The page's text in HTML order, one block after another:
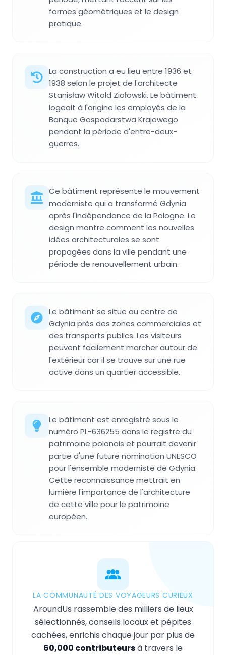
formes géométriques et le design
pratique.
La construction a eu lieu entre 1936 et
1938 selon le projet de l'architecte
Stanisław Witold Ziołowski. Le bâtiment
logeait à l'origine les employés de la
Banque Gospodarstwa Krajowego
pendant la période d'entre-deux-
guerres.
Ce bâtiment représente le mouvement
moderniste qui a transformé Gdynia
après l'indépendance de la Pologne. Le
design montre comment les nouvelles
idées architecturales se sont
propagées dans la ville pendant une
période de renouvellement urbain.
Le bâtiment se situe au centre de
Gdynia près des zones commerciales et
des transports publics. Les visiteurs
peuvent facilement marcher autour de
l'extérieur car il se trouve sur une rue
active dans un quartier accessible.
Le bâtiment est enregistré sous le
numéro PL-636255 dans le registre du
patrimoine polonais et pourrait devenir
partie d'une future nomination UNESCO
pour l'ensemble moderniste de Gdynia.
Cette reconnaissance mettrait en
lumière l'importance de l'architecture
de cette ville pour le patrimoine
européen.
LA COMMUNAUTÉ DES VOYAGEURS CURIEUX
AroundUs rassemble des milliers de lieux
sélectionnés, conseils locaux et pépites
cachées, enrichis chaque jour par plus de
60,000 contributeursà travers le